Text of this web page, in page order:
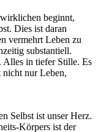
beginnt,
Dies ist daran
vermehrt Leben zu
substantiell.
Alles in tiefer Stille. Es
nicht nur Leben,
Selbst ist unser Herz.
Körpers ist der